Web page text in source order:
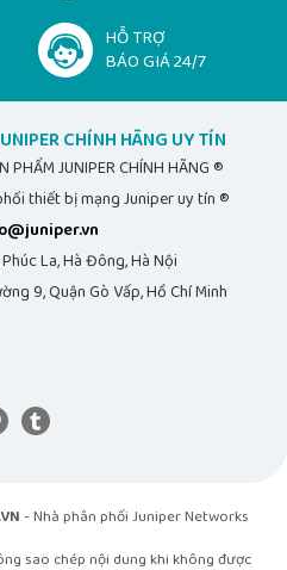
HỖ TRỢ
BÁO GIÁ 24/7
CHÍNH HÃNG UY TÍN
PHẨM JUNIPER CHÍNH HÃNG ®
thiết bị mạng Juniper uy tín ®
Phúc La, Hà Đông, Hà Nội
9, Quận Gò Vấp, Hồ Chí Minh
- Nhà phân phối Juniper Networks
sao chép nội dung khi không được